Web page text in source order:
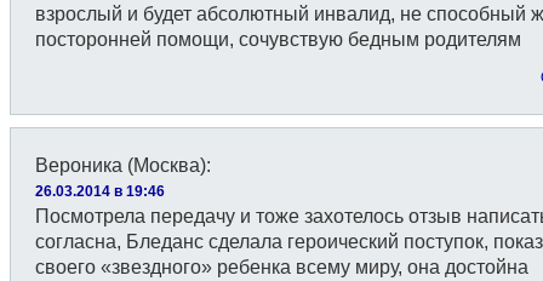
взрослый и будет абсолютный инвалид, не способный
посторонней помощи, сочувствую бедным родителям
Вероника (Москва):
26.03.2014 в 19:46
Посмотрела передачу и тоже захотелось отзыв
согласна, Бледанс сделала героический поступок,
своего «звездного» ребенка всему миру, она достойна